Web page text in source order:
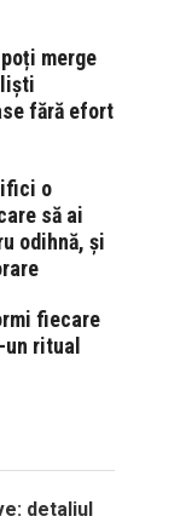
merge
fără efort
o
să ai
odihnă, și
fiecare
ritual
detaliul